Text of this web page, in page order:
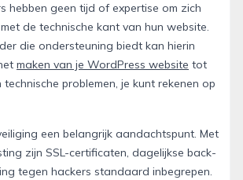
hebben geen tijd of expertise om zich
de technische kant van hun website.
die ondersteuning biedt kan hierin
maken van je WordPress website tot
problemen, je kunt rekenen op
een belangrijk aandachtspunt. Met
zijn SSL-certificaten, dagelijkse back-
tegen hackers standaard inbegrepen.